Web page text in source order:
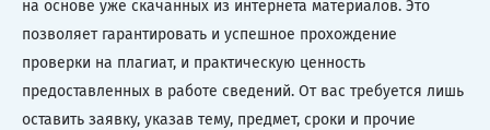
на основе уже скачанных из интернета материалов. Это
позволяет гарантировать и успешное прохождение
проверки на плагиат, и практическую ценность
предоставленных в работе сведений. От вас требуется лишь
оставить заявку, указав тему, предмет, сроки и прочие